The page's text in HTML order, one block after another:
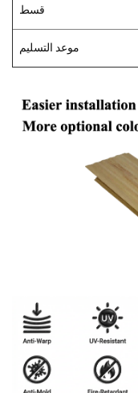
قسط
موعد التسليم